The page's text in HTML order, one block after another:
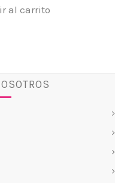
al carrito